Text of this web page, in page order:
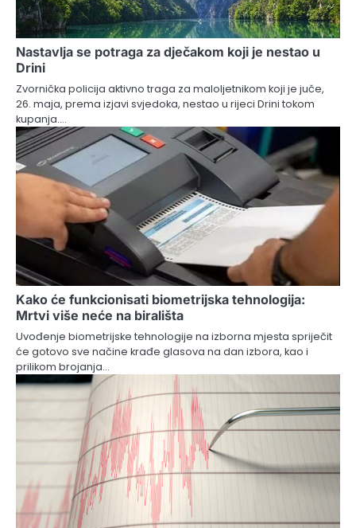
Nastavlja se potraga za dječakom koji je nestao u
Drini
Zvornička policija aktivno traga za maloljetnikom koji je juče,
26. maja, prema izjavi svjedoka, nestao u rijeci Drini tokom
kupanja.…
Kako će funkcionisati biometrijska tehnologija:
Mrtvi više neće na birališta
Uvođenje biometrijske tehnologije na izborna mjesta spriječit
će gotovo sve načine krađe glasova na dan izbora, kao i
prilikom brojanja…